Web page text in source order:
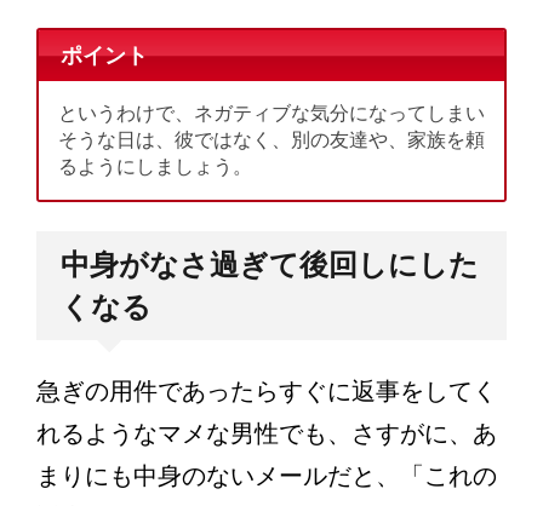
ポイント
というわけで、ネガティブな気分になってしまい
そうな日は、彼ではなく、別の友達や、家族を頼
るようにしましょう。
中身がなさ過ぎて後回しにした
くなる
急ぎの用件であったらすぐに返事をしてく
れるようなマメな男性でも、さすがに、あ
まりにも中身のないメールだと、「これの